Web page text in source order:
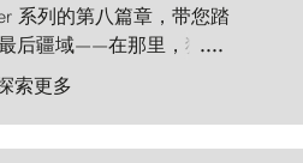
系列的第八篇章，带您踏
后疆域——在那里，狂风
自然，而百内塔（Torres
砌的哨兵，傲然向苍穹发
挑战。
....
索更多